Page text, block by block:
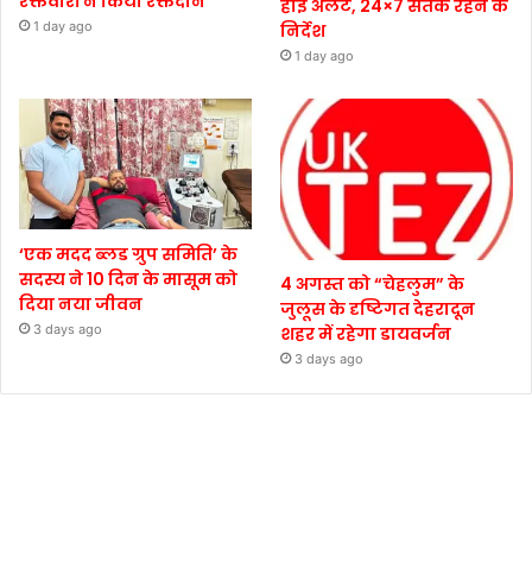
1 day ago
हाई अलर्ट, 24×7 सतर्क रहने के
निर्देश
1 day ago
‘एक मदद ब्लड ग्रुप समिति’ के
सदस्य ने 10 दिन के मासूम को
दिया नया जीवन
3 days ago
4 अगस्त को “चेहलुम” के
जुलूस के दृष्टिगत देहरादून
शहर में रहेगा डायवर्जन
3 days ago